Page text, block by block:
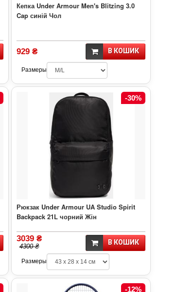
Кепка Under Armour Men's Blitzing 3.0
Cap синій Чол
929 ₴ В КОШИК
Размеры
-30%
Рюкзак Under Armour UA Studio Spirit
Backpack 21L чорний Жін
3039 ₴
4300 ₴
В КОШИК
Размеры
-12%